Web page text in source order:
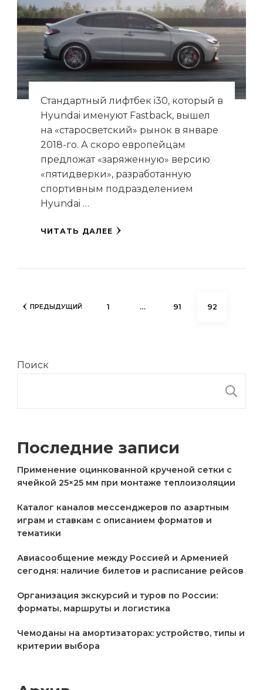
Стандартный лифтбек i30, который в
Hyundai именуют Fastback, вышел
на «старосветский» рынок в январе
2018-го. А скоро европейцам
предложат «заряженную» версию
«пятидверки», разработанную
спортивным подразделением
Hyundai …
ЧИТАТЬ ДАЛЕЕ
Пагинация
ПРЕДЫДУЩИЙ СТРАНИЦА
1 … СТРАНИЦА
91 СТРАНИЦА
92
Поиск
Последние записи
Применение оцинкованной крученой сетки с
ячейкой 25×25 мм при монтаже теплоизоляции
Каталог каналов мессенджеров по азартным
играм и ставкам с описанием форматов и
тематики
Авиасообщение между Россией и Арменией
сегодня: наличие билетов и расписание рейсов
Организация экскурсий и туров по России:
форматы, маршруты и логистика
Чемоданы на амортизаторах: устройство, типы и
критерии выбора